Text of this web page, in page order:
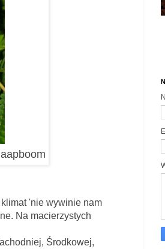
'nie wywinie nam
Na macierzystych
Środkowej,